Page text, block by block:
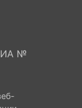
ИА №